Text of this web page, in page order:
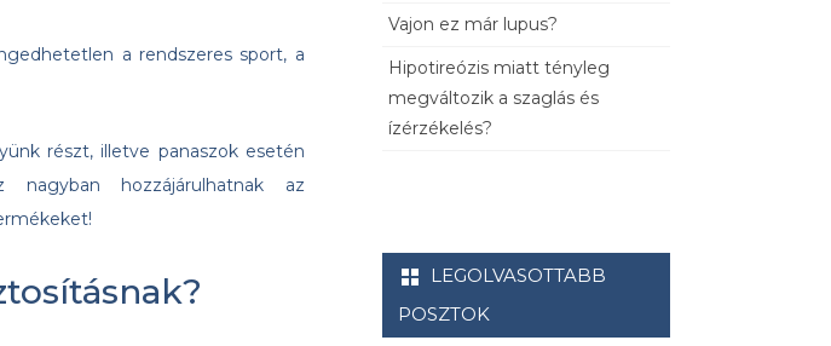
a rendszeres sport, a
részt, illetve panaszok esetén
nagyban hozzájárulhatnak az
Vajon ez már lupus?
Hipotireózis miatt tényleg
megváltozik a szaglás és
ízérzékelés?
LEGOLVASOTTABB
POSZTOK